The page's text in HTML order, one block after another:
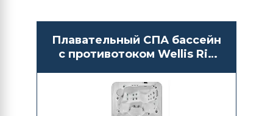
Плавательный СПА бассейн
с противотоком Wellis Rio